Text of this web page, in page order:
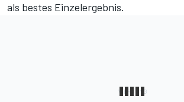
als bestes Einzelergebnis.